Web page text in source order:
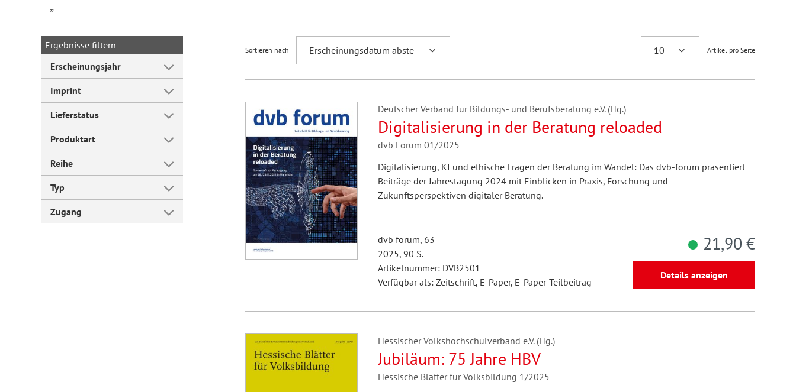
Forum Arbeitslehre
„
Ergebnisse filtern
Erscheinungsjahr
Imprint
Lieferstatus
Produktart
Reihe
Typ
Zugang
Sortieren nach Artikel pro Seite
Deutscher Verband für Bildungs- und Berufsberatung e.V. (Hg.)
Digitalisierung in der Beratung reloaded
dvb Forum 01/2025
Digitalisierung, KI und ethische Fragen der Beratung im Wandel: Das dvb-forum präsentiert
Beiträge der Jahrestagung 2024 mit Einblicken in Praxis, Forschung und
Zukunftsperspektiven digitaler Beratung.
dvb forum, 63
2025, 90 S.
Artikelnummer: DVB2501
Verfügbar als: Zeitschrift, E-Paper, E-Paper-Teilbeitrag
21,90 €
Details anzeigen
Hessischer Volkshochschulverband e.V. (Hg.)
Jubiläum: 75 Jahre HBV
Hessische Blätter für Volksbildung 1/2025